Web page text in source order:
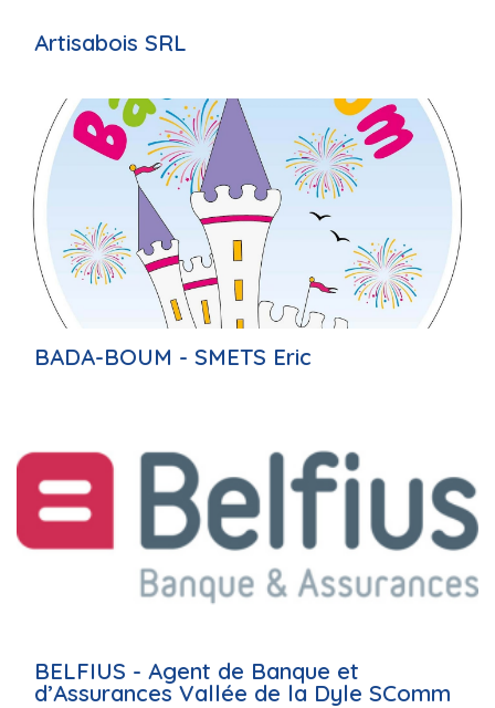
Artisabois SRL
BADA-BOUM - SMETS Eric
BELFIUS - Agent de Banque et
d’Assurances Vallée de la Dyle SComm